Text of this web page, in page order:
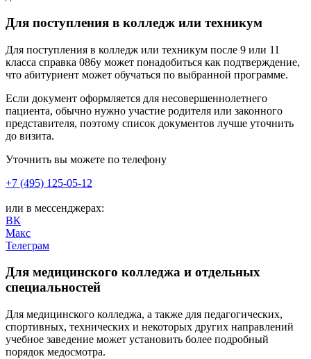
Для поступления в колледж или техникум
Для поступления в колледж или техникум после 9 или 11
класса справка 086у может понадобиться как подтверждение,
что абитуриент может обучаться по выбранной программе.
Если документ оформляется для несовершеннолетнего
пациента, обычно нужно участие родителя или законного
представителя, поэтому список документов лучше уточнить
до визита.
Уточнить вы можете по телефону
+7 (495) 125-05-12
или в мессенджерах:
ВК
Макс
Телеграм
Для медицинского колледжа и отдельных
специальностей
Для медицинского колледжа, а также для педагогических,
спортивных, технических и некоторых других направлений
учебное заведение может установить более подробный
порядок медосмотра.